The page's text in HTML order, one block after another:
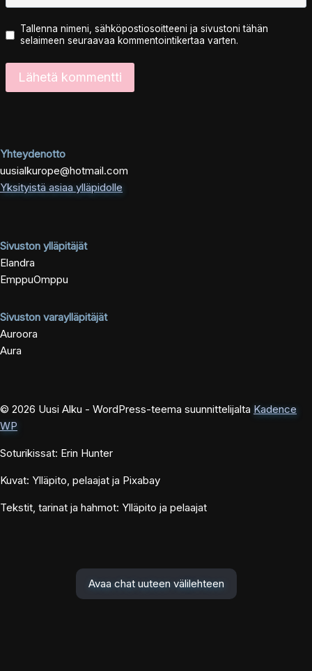
Tallenna nimeni, sähköpostiosoitteeni ja sivustoni tähän
selaimeen seuraavaa kommentointikertaa varten.
Yhteydenotto
uusialkurope@hotmail.com
Yksityistä asiaa ylläpidolle
Sivuston ylläpitäjät
Elandra
EmppuOmppu
Sivuston varaylläpitäjät
Auroora
Aura
© 2026 Uusi Alku - WordPress-teema suunnittelijalta Kadence
WP
Soturikissat: Erin Hunter
Kuvat: Ylläpito, pelaajat ja Pixabay
Tekstit, tarinat ja hahmot: Ylläpito ja pelaajat
Avaa chat uuteen välilehteen